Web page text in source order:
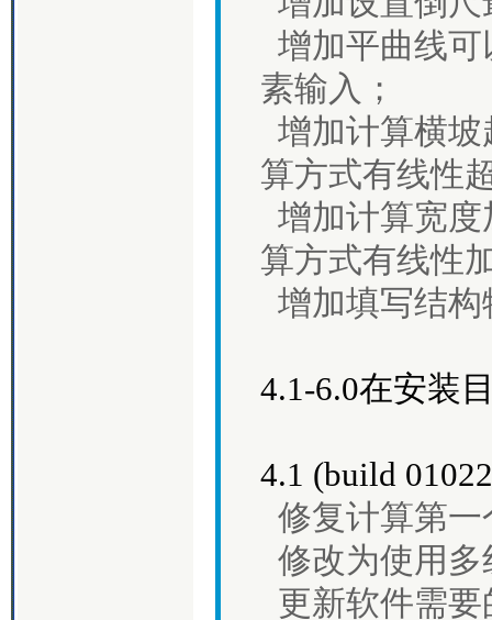
增加平曲线
素输入；
增加计算横
算方式有线性
增加计算宽
算方式有线性
增加填写结
4.1-6.0在安装
4.1 (build
修复计算第
修改为使用
更新软件需要